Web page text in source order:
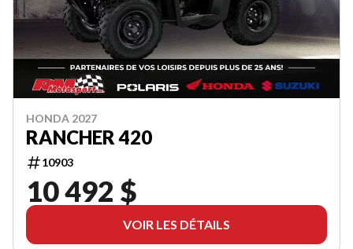
HONDA 2027
RANCHER 420
10903
10 492 $
VOIR LES DÉTAILS